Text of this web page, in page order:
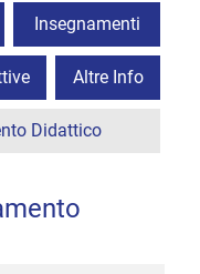
Insegnamenti
Altre Info
Didattico